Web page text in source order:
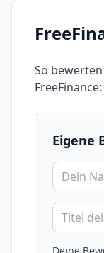
So
FreeFinance:
Eigene